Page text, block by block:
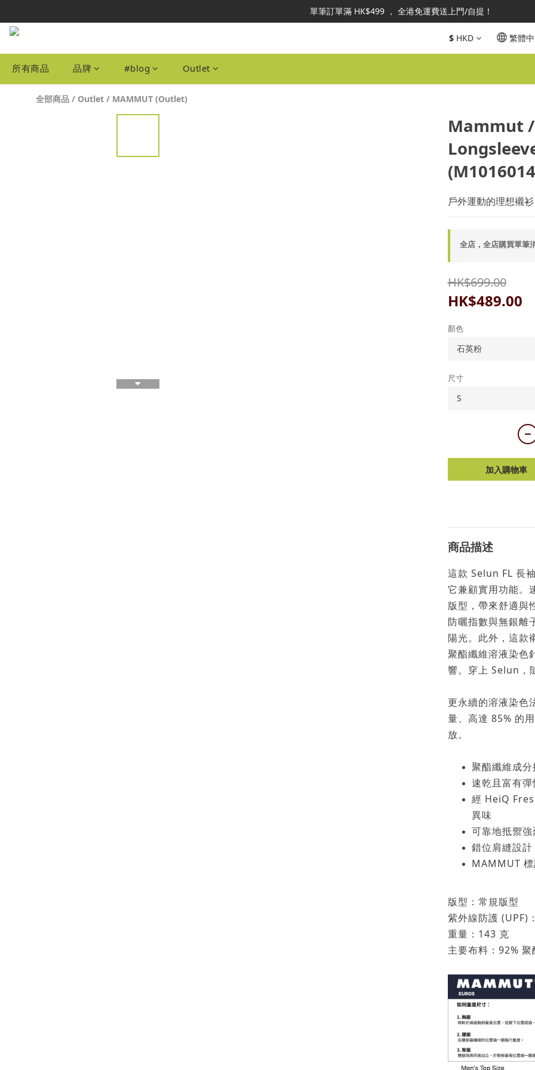
本網站為港澳地區指定總代理官方直營，全店商品均為正品正貨，並享售後服務，敬
單筆訂單滿 HK$499 ， 全港免運費送上門/自提！
自取或商品查詢：可於IG DM 或 WhatsApp 6460-3067 聯絡線上客服。謝
本網站為港澳地區指定總代理官方直營，全店商品均為正品正貨，並享售後服務，敬
$ HKD 繁體
所有商品 品牌 #blog Outlet
全部商品 / Outlet / MAMMUT (Outlet)
Mammut /
戶外運動的理想襯衫
全店，全店購買單筆
HK$699.00
HK$489.00
顏色
尺寸
加入購物車
商品描述
這款 Selun FL 長
它兼顧實用功能。
版型，帶來舒適與
防曬指數與無銀離
陽光。此外，這
聚酯纖維溶液染色
響。穿上 Selun，
更永續的溶液染色
量、高達 85% 的
放。
聚酯纖維成
速乾且富有彈
經 HeiQ
異味
可靠地抵禦
錯位肩縫設
MAMMUT
版型：常規版型
紫外線防護 (UPF)
重量：143 克
主要布料：92%